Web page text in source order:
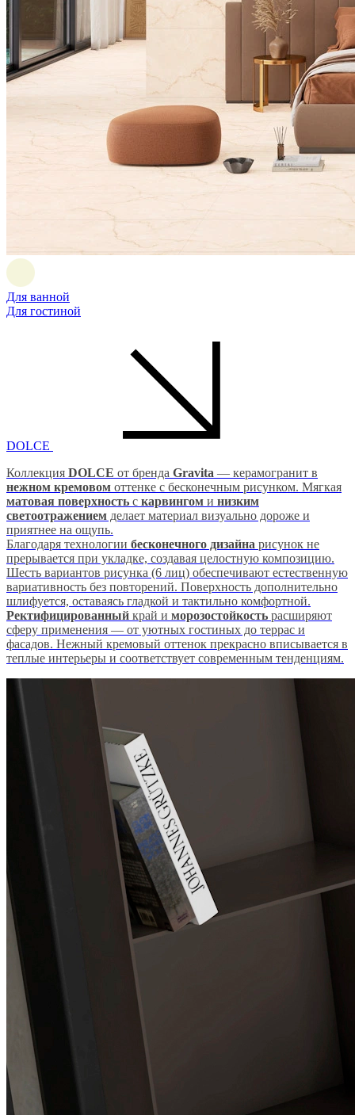
Для ванной
Для гостиной
DOLCE
Коллекция DOLCE от бренда Gravita — керамогранит в
нежном кремовом оттенке с бесконечным рисунком. Мягкая
матовая поверхность с карвингом и низким
светоотражением делает материал визуально дороже и
приятнее на ощупь.
Благодаря технологии бесконечного дизайна рисунок не
прерывается при укладке, создавая целостную композицию.
Шесть вариантов рисунка (6 лиц) обеспечивают естественную
вариативность без повторений. Поверхность дополнительно
шлифуется, оставаясь гладкой и тактильно комфортной.
Ректифицированный край и морозостойкость расширяют
сферу применения — от уютных гостиных до террас и
фасадов. Нежный кремовый оттенок прекрасно вписывается в
теплые интерьеры и соответствует современным тенденциям.